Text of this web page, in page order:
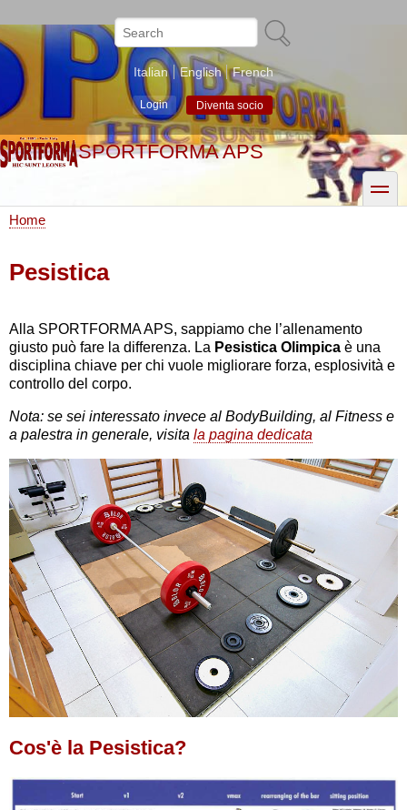
to
main
content
Search
Italian English French
Login Diventa socio
SPORTFORMA APS
toggle
Home
Pesistica
Alla SPORTFORMA APS, sappiamo che l’allenamento
giusto può fare la differenza. La Pesistica Olimpica è una
disciplina chiave per chi vuole migliorare forza, esplosività e
controllo del corpo.
Nota: se sei interessato invece al BodyBuilding, al Fitness e
a palestra in generale, visita la pagina dedicata
Cos'è la Pesistica?